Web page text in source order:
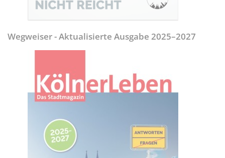
Wegweiser - Aktualisierte Ausgabe 2025–2027